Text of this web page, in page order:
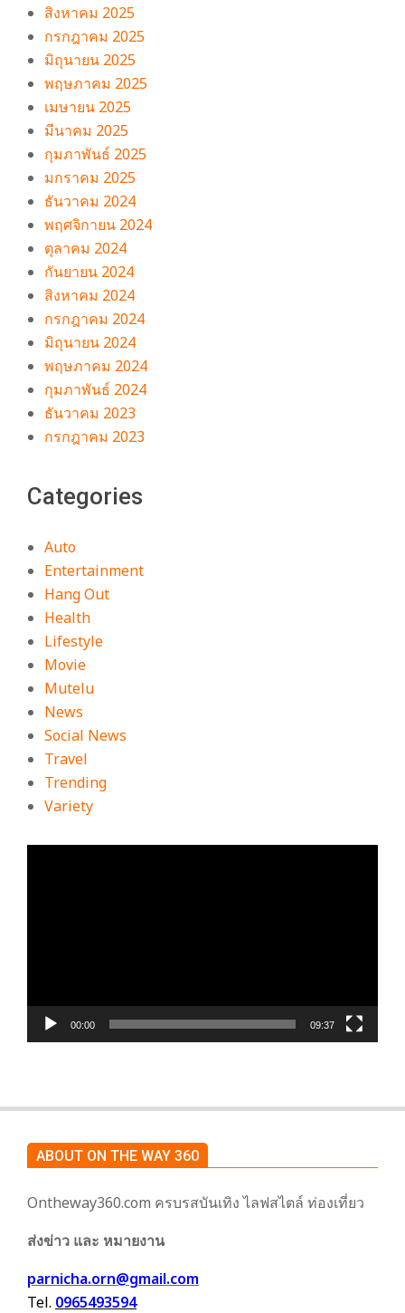
สิงหาคม 2025
กรกฎาคม 2025
มิถุนายน 2025
พฤษภาคม 2025
เมษายน 2025
มีนาคม 2025
กุมภาพันธ์ 2025
มกราคม 2025
ธันวาคม 2024
พฤศจิกายน 2024
ตุลาคม 2024
กันยายน 2024
สิงหาคม 2024
กรกฎาคม 2024
มิถุนายน 2024
พฤษภาคม 2024
กุมภาพันธ์ 2024
ธันวาคม 2023
กรกฎาคม 2023
Categories
Auto
Entertainment
Hang Out
Health
Lifestyle
Movie
Mutelu
News
Social News
Travel
Trending
Variety
00:00 09:37
ABOUT ON THE WAY 360
Ontheway360.com ครบรสบันเทิง ไลฟสไตล์ ท่องเที่ยว
ส่งข่าว และ หมายงาน
parnicha.orn@gmail.com
Tel. 0965493594